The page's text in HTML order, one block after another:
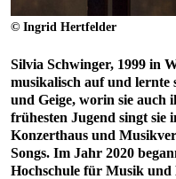
© Ingrid Hertfelder
Silvia Schwinger, 1999 in
musikalisch auf und
und Geige, worin sie auch
frühesten Jugend singt sie
Konzerthaus und
Songs. Im Jahr 2020
Hochschule für Musik